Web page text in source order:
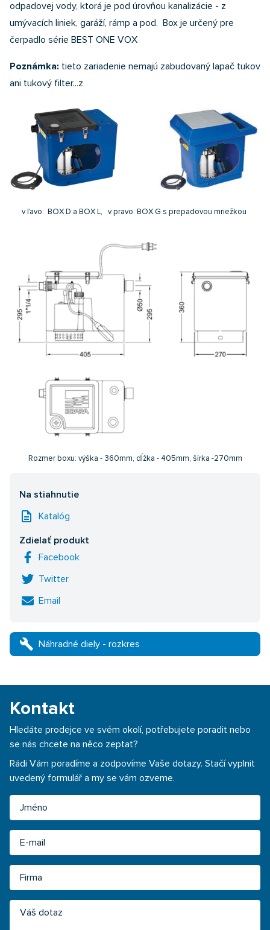
odpadovej vody, ktorá je pod úrovňou kanalizácie - z
umývacích liniek, garáží, rámp a pod. Box je určený pre
čerpadlo série BEST ONE VOX
Poznámka: tieto zariadenie nemajú zabudovaný lapač tukov
ani tukový filter...z
v ľavo: BOX D a BOX L, v pravo: BOX G s prepadovou mriežkou
Rozmer boxu: výška - 360mm, dĺžka - 405mm, šírka -270mm
Na stiahnutie
description Katalóg
Zdielať produkt
Facebook
Twitter
Email
build Náhradné diely - rozkres
Kontakt
Hledáte prodejce ve svém okolí, potřebujete poradit nebo
se nás chcete na něco zeptat?
Rádi Vám poradíme a zodpovíme Vaše dotazy. Stačí vyplnit
uvedený formulář a my se vám ozveme.
Jméno
Váš dotaz